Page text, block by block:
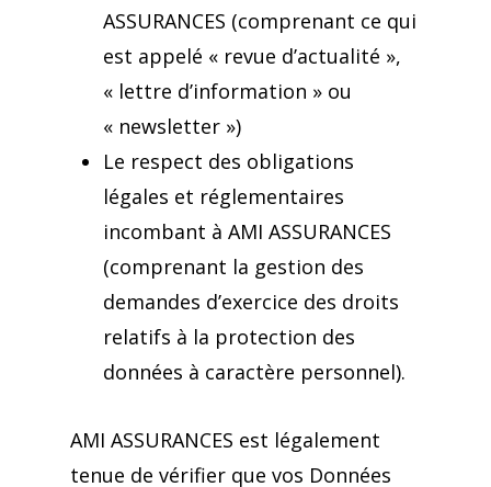
ASSURANCES (comprenant ce qui
est appelé « revue d’actualité »,
« lettre d’information » ou
« newsletter »)
Le respect des obligations
légales et réglementaires
incombant à AMI ASSURANCES
(comprenant la gestion des
demandes d’exercice des droits
relatifs à la protection des
données à caractère personnel).
AMI ASSURANCES est légalement
tenue de vérifier que vos Données